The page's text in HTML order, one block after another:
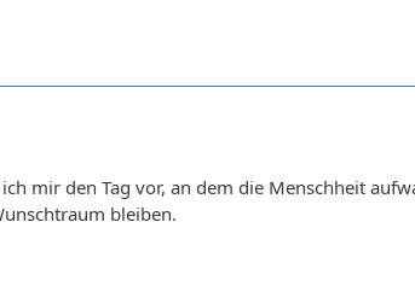
mir den Tag vor, an dem die Menschheit
bleiben.